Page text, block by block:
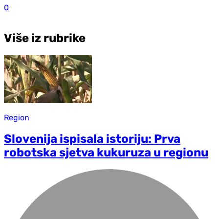
0
Više iz rubrike
Region
Slovenija ispisala istoriju: Prva
robotska sjetva kukuruza u regionu